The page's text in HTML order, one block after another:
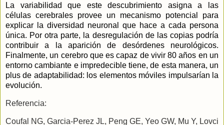
La variabilidad que este descubrimiento asigna a las
células cerebrales provee un mecanismo potencial para
explicar la diversidad neuronal que hace a cada persona
única. Por otra parte, la desregulación de las copias podría
contribuir a la aparición de desórdenes neurológicos.
Finalmente, un cerebro que es capaz de vivir 80 años en un
entorno cambiante e impredecible tiene, de esta manera, un
plus de adaptabilidad: los elementos móviles impulsarían la
evolución.
Referencia:
Coufal NG, Garcia-Perez JL, Peng GE, Yeo GW, Mu Y, Lovci